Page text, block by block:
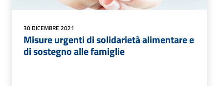
30 DICEMBRE 2021
Misure urgenti di solidarietà alimentare e
di sostegno alle famiglie